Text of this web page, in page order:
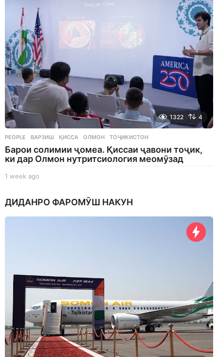
g
o
1322 4
PEOPLE ВАРЗИШ ,ҚИССА ,ОЛМОН ,ТОҶИКИСТОН
Барои солимии ҷомеа. Қиссаи ҷавони тоҷик,
ки дар Олмон нутритсиология меомӯзад
1 week ago
e
ДИДАНРО ФАРОМӮШ НАКУН